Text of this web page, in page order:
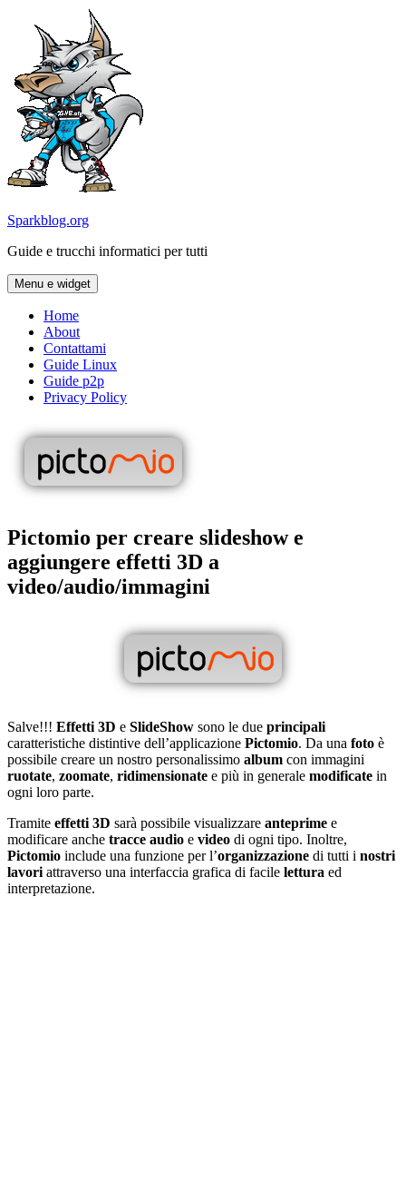
contenuto
Sparkblog.org
Guide e trucchi informatici per tutti
Menu e widget
Home
About
Contattami
Guide Linux
Guide p2p
Privacy Policy
Pictomio per creare slideshow e
aggiungere effetti 3D a
video/audio/immagini
Salve!!! Effetti 3D e SlideShow sono le due principali
caratteristiche distintive dell’applicazione Pictomio. Da una foto è
possibile creare un nostro personalissimo album con immagini
ruotate, zoomate, ridimensionate e più in generale modificate in
ogni loro parte.
Tramite effetti 3D sarà possibile visualizzare anteprime e
modificare anche tracce audio e video di ogni tipo. Inoltre,
Pictomio include una funzione per l’organizzazione di tutti i nostri
lavori attraverso una interfaccia grafica di facile lettura ed
interpretazione.